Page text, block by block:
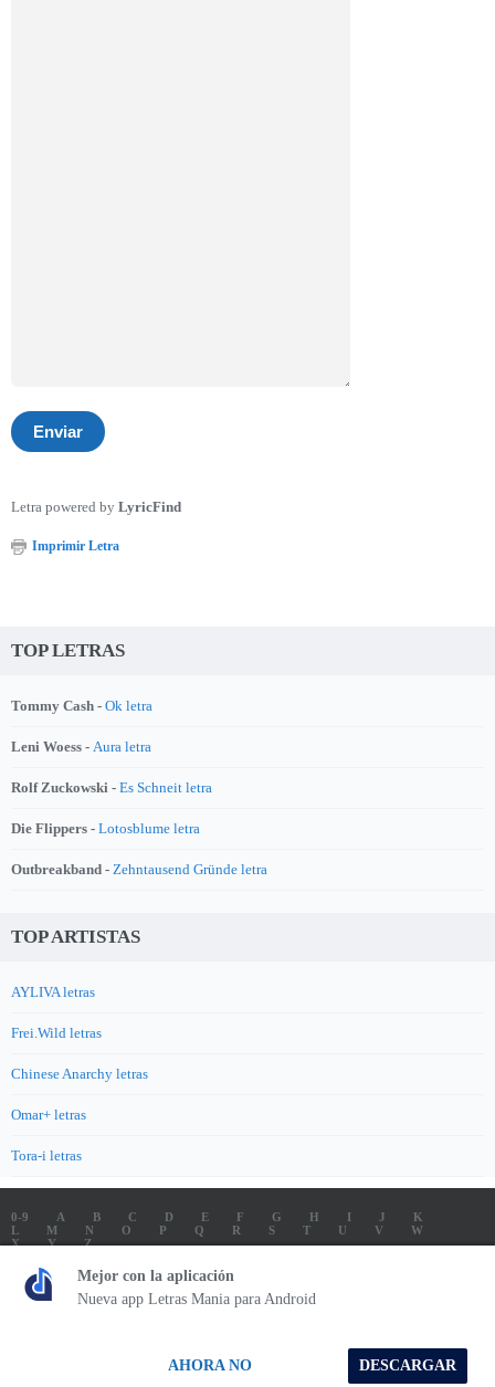
Letra powered by LyricFind
Imprimir Letra
TOP LETRAS
Tommy Cash - Ok letra
Leni Woess - Aura letra
Rolf Zuckowski - Es Schneit letra
Die Flippers - Lotosblume letra
Outbreakband - Zehntausend Gründe letra
TOP ARTISTAS
AYLIVA letras
Frei.Wild letras
Chinese Anarchy letras
Omar+ letras
Tora-i letras
0-9 A B C D E F G H I J
K
L
M N O P Q R S T V
W
X
Y
Z
LETRAS
SOUNDTRACK LETRAS
TOP 100 LETRAS
ENVIA LETRAS
Letrasmania.com - Copyright © 2026 - All Rights Reserved
Mejor con la aplicación
Nueva app Letras Mania para Android
DESCARGAR
AHORA NO